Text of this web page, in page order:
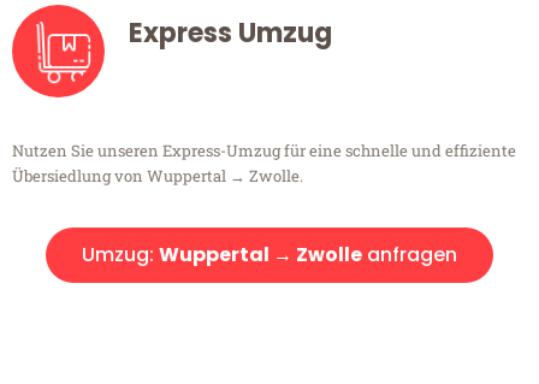
Express Umzug
Nutzen Sie unseren Express-Umzug für eine schnelle und effiziente
Übersiedlung von Wuppertal → Zwolle.
Umzug: Wuppertal → Zwolle anfragen